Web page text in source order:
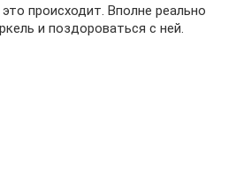
происходит. Вполне реально
и поздороваться с ней.